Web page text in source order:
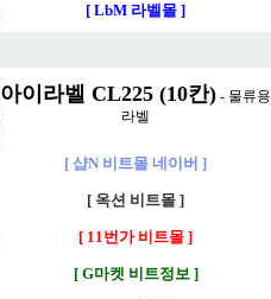
[ LbM 라벨몰 ]
아이라벨 CL225 (10칸) - 물류용
라벨
[ 샵N 비트몰 네이버 ]
[ 옥션 비트몰 ]
[ 11번가 비트몰 ]
[ G마켓 비트정보 ]